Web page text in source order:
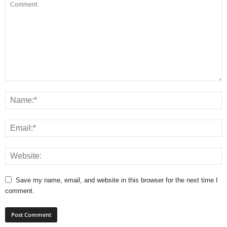
Save my name, email, and website in this browser for the next time I
comment.